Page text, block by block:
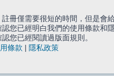
冊僅需要很短的時間，但是會
您已經明白我們的使用條款和
您已經閱讀過版面規則。
條款
隱私政策